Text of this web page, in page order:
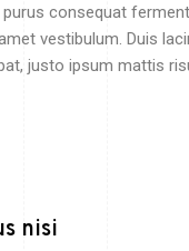
purus consequat
vestibulum. Duis
justo ipsum mattis
nisi